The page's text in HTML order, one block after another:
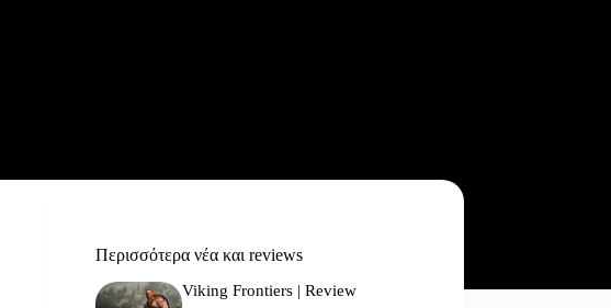
Περισσότερα νέα και reviews
Viking Frontiers | Review